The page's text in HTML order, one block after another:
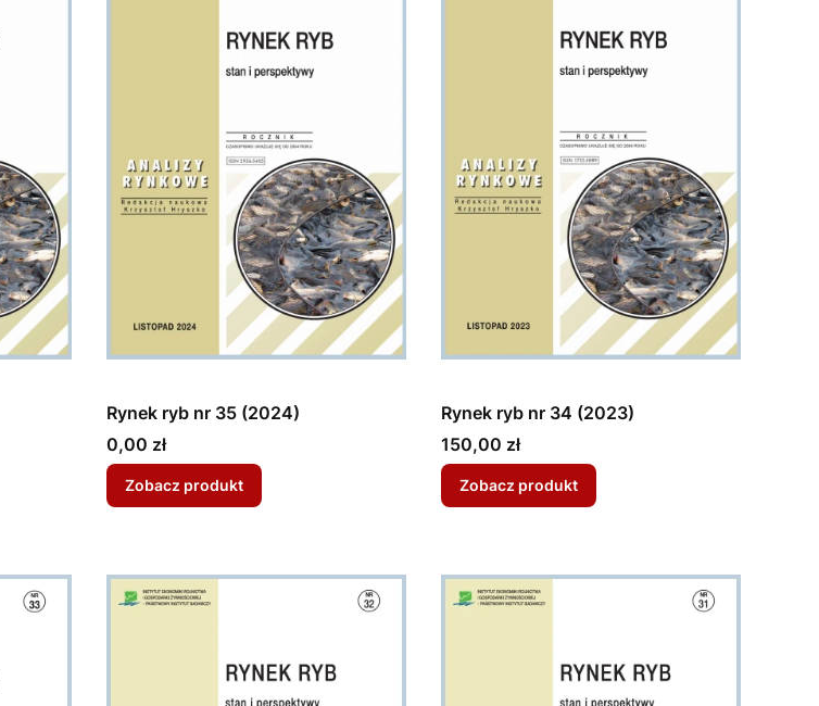
Rynek ryb nr 35 (2024)
Cena
0,00 zł
Zobacz produkt
Rynek ryb nr 34 (2023)
Cena
150,00 zł
Zobacz produkt